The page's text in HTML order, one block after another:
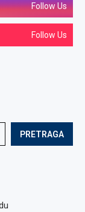
Follow Us
Follow Us
PRETRAGA